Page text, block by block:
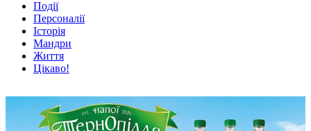
Події
Персоналії
Історія
Мандри
Життя
Цікаво!